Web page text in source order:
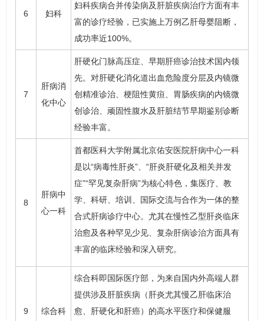
6 妇科
妇科疾病合并传染病及肝脏疾病治疗方面有丰
富的诊疗经验，已实施上万例乙肝母婴阻断，
成功率近100%。
7
肝病消
化中心
肝硬化门脉高压症、早期肝癌诊治技术国内领
先。对肝硬化消化道出血危险度分层及内镜微
创精准诊治、梗阻性黄疸、胃肠疾病的内镜微
创诊治、顽固性腹水及肝脏结节早期鉴别诊断
经验丰富。
8
肝病中
心一科
首都医科大学附属北京佑安医院肝病中心一科
是以“病毒性肝炎”、“肝炎肝硬化及相关并发
症”“罕见复杂肝病”为核心特色，集医疗、教
学、科研、培训、国际交流与合作为一体的整
合式肝病诊疗中心。尤其在慢性乙型肝炎临床
治愈及各种罕见少见、复杂肝病诊治方面具有
丰富的临床经验和深入研究。
9 综合科
综合科即国际医疗部，为来自国内外高端人群
提供涉及肝脏疾病（肝炎尤其慢乙肝临床治
愈、肝硬化和肝癌）的高水平医疗和保健服